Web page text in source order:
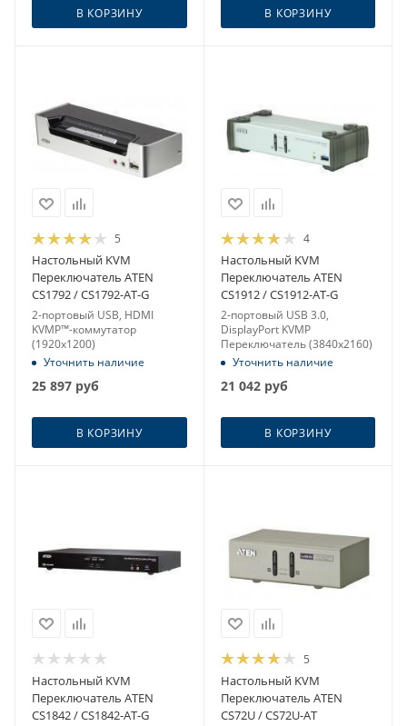
В КОРЗИНУ В КОРЗИНУ
5
Настольный KVM
Переключатель ATEN
CS1792 / CS1792-AT-G
2-портовый USB, HDMI
KVMP™-коммутатор
(1920x1200)
Уточнить наличие
25 897 руб
В КОРЗИНУ
4
Настольный KVM
Переключатель ATEN
CS1912 / CS1912-AT-G
2-портовый USB 3.0,
DisplayPort KVMP
Переключатель (3840x2160)
Уточнить наличие
21 042руб
В КОРЗИНУ
Настольный KVM
Переключатель ATEN
CS1842 / CS1842-AT-G
5
Настольный KVM
Переключатель ATEN
CS72U / CS72U-AT